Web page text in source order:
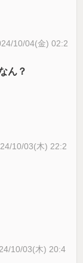
10/04(金) 02:2
ん？
10/03(木) 22:2
10/03(木) 20:4